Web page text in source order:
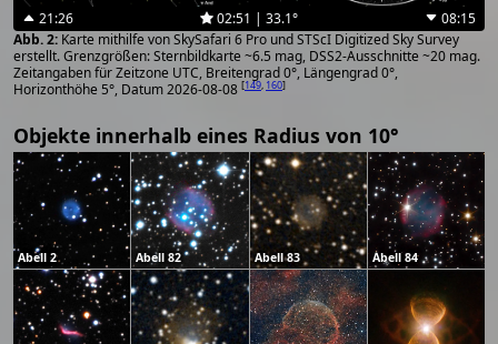
21:26 02:51 | 33.1°
08:15
Karte mithilfe von SkySafari 6 Pro und STScI Digitized Sky Survey
erstellt. Grenzgrößen: Sternbildkarte ~6.5 mag, DSS2-Ausschnitte ~20 mag.
Zeitangaben für Zeitzone UTC, Breitengrad 0°, Längengrad 0°,
Horizonthöhe 5°, Datum 2026-08-08 [149, 160]
Objekte innerhalb eines Radius von 10°
Abell 2 Abell 82 Abell 83 Abell 84